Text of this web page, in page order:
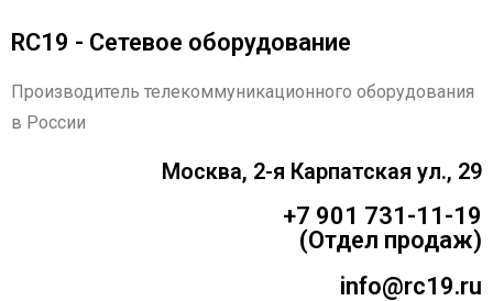
RC19 - Сетевое оборудование
Производитель телекоммуникационного оборудования
в России
Москва, 2-я Карпатская ул., 29
+7 901 731-11-19
(Отдел продаж)
info@rc19.ru